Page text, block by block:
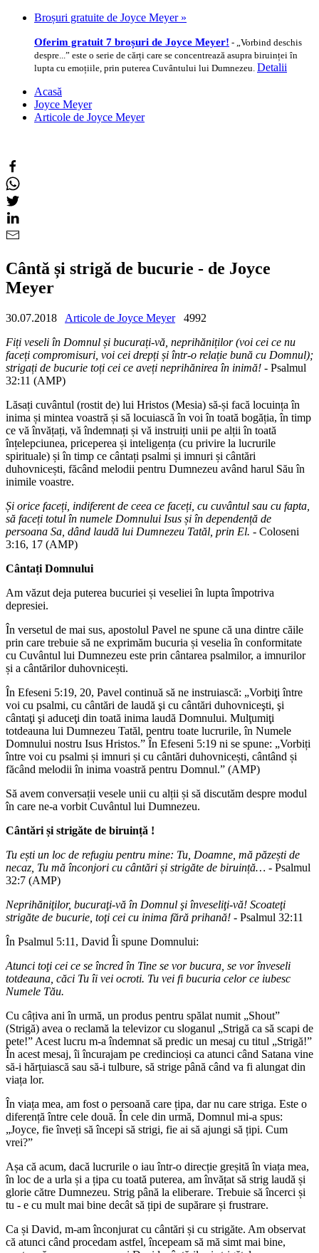
Broșuri gratuite de Joyce Meyer »
Oferim gratuit 7 broșuri de Joyce Meyer! - „Vorbind deschis
despre...” este o serie de cărți care se concentrează asupra biruinței în
lupta cu emoțiile, prin puterea Cuvântului lui Dumnezeu. Detalii
Acasă
Joyce Meyer
Articole de Joyce Meyer
Cântă și strigă de bucurie - de Joyce
Meyer
30.07.2018 Articole de Joyce Meyer
4992
Fiți veseli în Domnul și bucurați-vă, neprihăniților (voi cei ce nu
faceți compromisuri, voi cei drepți și într-o relație bună cu Domnul);
strigați de bucurie toți cei ce aveți neprihănirea în inimă! - Psalmul
32:11 (AMP)
Lăsați cuvântul (rostit de) lui Hristos (Mesia) să-și facă locuința în
inima și mintea voastră și să locuiască în voi în toată bogăția, în timp
ce vă învățați, vă îndemnați și vă instruiți unii pe alții în toată
înțelepciunea, priceperea și inteligența (cu privire la lucrurile
spirituale) și în timp ce cântați psalmi și imnuri și cântări
duhovnicești, făcând melodii pentru Dumnezeu având harul Său în
inimile voastre.
Și orice faceți, indiferent de ceea ce faceți, cu cuvântul sau cu fapta,
să faceți totul în numele Domnului Isus și în dependență de
persoana Sa, dând laudă lui Dumnezeu Tatăl, prin El. - Coloseni
3:16, 17 (AMP)
Cântați Domnului
Am văzut deja puterea bucuriei și veseliei în lupta împotriva
depresiei.
În versetul de mai sus, apostolul Pavel ne spune că una dintre căile
prin care trebuie să ne exprimăm bucuria și veselia în conformitate
cu Cuvântul lui Dumnezeu este prin cântarea psalmilor, a imnurilor
și a cântărilor duhovnicești.
În Efeseni 5:19, 20, Pavel continuă să ne instruiască: „Vorbiţi între
voi cu psalmi, cu cântări de laudă şi cu cântări duhovniceşti, şi
cântaţi şi aduceţi din toată inima laudă Domnului. Mulţumiţi
totdeauna lui Dumnezeu Tatăl, pentru toate lucrurile, în Numele
Domnului nostru Isus Hristos.” În Efeseni 5:19 ni se spune: „Vorbiți
între voi cu psalmi și imnuri și cu cântări duhovnicești, cântând și
făcând melodii în inima voastră pentru Domnul.” (AMP)
Să avem conversații vesele unii cu alții și să discutăm despre modul
în care ne-a vorbit Cuvântul lui Dumnezeu.
Cântări și strigăte de biruință !
Tu ești un loc de refugiu pentru mine: Tu, Doamne, mă păzești de
necaz, Tu mă înconjori cu cântări și strigăte de biruință… - Psalmul
32:7 (AMP)
Neprihăniţilor, bucuraţi-vă în Domnul şi înveseliţi-vă! Scoateţi
strigăte de bucurie, toţi cei cu inima fără prihană! - Psalmul 32:11
În Psalmul 5:11, David Îi spune Domnului:
Atunci toţi cei ce se încred în Tine se vor bucura, se vor înveseli
totdeauna, căci Tu îi vei ocroti. Tu vei fi bucuria celor ce iubesc
Numele Tău.
Cu câțiva ani în urmă, un produs pentru spălat numit „Shout”
(Strigă) avea o reclamă la televizor cu sloganul „Strigă ca să scapi de
pete!” Acest lucru m-a îndemnat să predic un mesaj cu titul „Strigă!”
În acest mesaj, îi încurajam pe credincioși ca atunci când Satana vine
să-i hărțuiască sau să-i tulbure, să strige până când va fi alungat din
viața lor.
În viața mea, am fost o persoană care țipa, dar nu care striga. Este o
diferență între cele două. În cele din urmă, Domnul mi-a spus:
„Joyce, fie înveți să începi să strigi, fie ai să ajungi să țipi. Cum
vrei?”
Așa că acum, dacă lucrurile o iau într-o direcție greșită în viața mea,
în loc de a urla și a țipa cu toată puterea, am învățat să strig laudă și
glorie către Dumnezeu. Strig până la eliberare. Trebuie să încerci și
tu - e cu mult mai bine decât să țipi de supărare și frustrare.
Ca și David, m-am înconjurat cu cântări și cu strigăte. Am observat
că atunci când procedam astfel, începeam să mă simt mai bine,